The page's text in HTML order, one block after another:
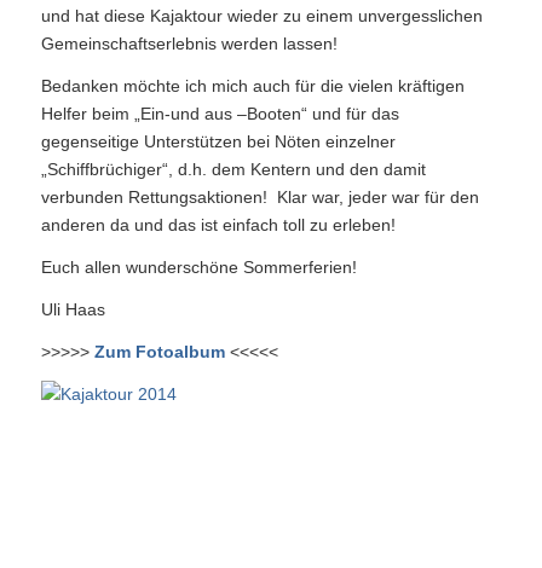
und hat diese Kajaktour wieder zu einem unvergesslichen
Gemeinschaftserlebnis werden lassen!
Bedanken möchte ich mich auch für die vielen kräftigen
Helfer beim „Ein-und aus –Booten“ und für das
gegenseitige Unterstützen bei Nöten einzelner
„Schiffbrüchiger“, d.h. dem Kentern und den damit
verbunden Rettungsaktionen! Klar war, jeder war für den
anderen da und das ist einfach toll zu erleben!
Euch allen wunderschöne Sommerferien!
Uli Haas
>>>>> Zum Fotoalbum<<<<<